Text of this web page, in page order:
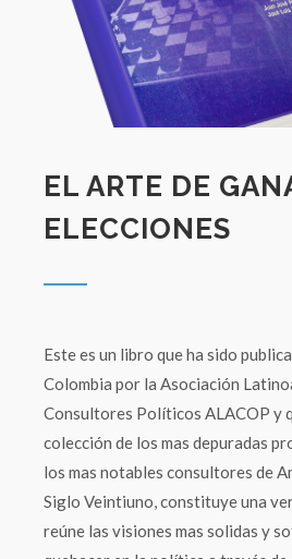
EL ARTE DE
ELECCIONES
Este es un libro que ha sido
Colombia por la Asociación
Consultores Políticos ALACOP y
colección de los mas depuradas
los mas notables consultores de
Siglo Veintiuno, constituye una
reúne las visiones mas solidas y